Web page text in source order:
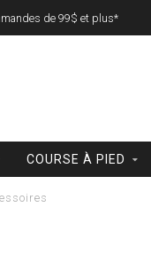
de 99$ et plus*
COURSE À PIED